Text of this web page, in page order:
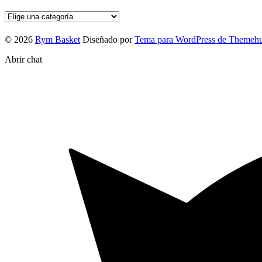
© 2026 Rym Basket Diseñado por Tema para WordPress de
Abrir chat